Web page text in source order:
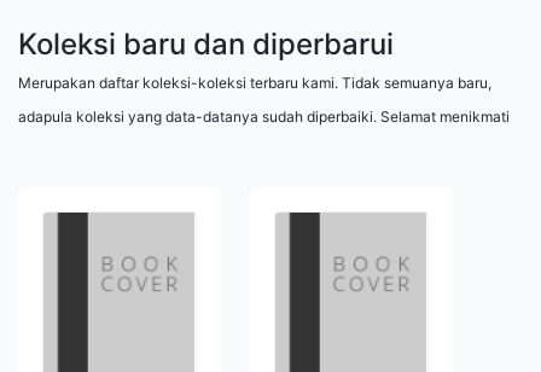
Koleksi baru dan diperbarui
Merupakan daftar koleksi-koleksi terbaru kami. Tidak semuanya baru,
adapula koleksi yang data-datanya sudah diperbaiki. Selamat menikmati